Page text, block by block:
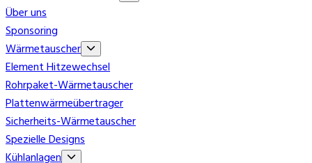
Über uns
Sponsoring
Wärmetauscher
Element Hitzewechsel
Rohrpaket-Wärmetauscher
Plattenwärmeübertrager
Sicherheits-Wärmetauscher
Spezielle Designs
Kühlanlagen